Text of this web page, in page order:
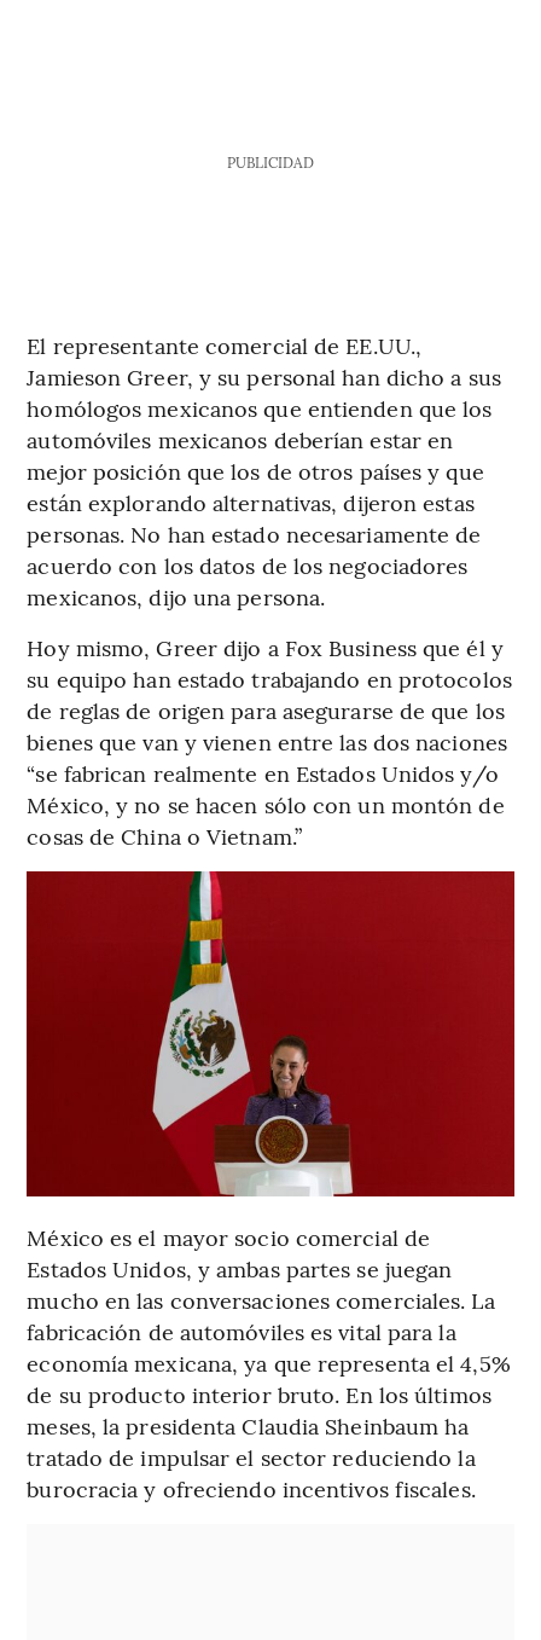
PUBLICIDAD
El representante comercial de EE.UU.,
Jamieson Greer, y su personal han dicho a sus
homólogos mexicanos que entienden que los
automóviles mexicanos deberían estar en
mejor posición que los de otros países y que
están explorando alternativas, dijeron estas
personas. No han estado necesariamente de
acuerdo con los datos de los negociadores
mexicanos, dijo una persona.
Hoy mismo, Greer dijo a Fox Business que él y
su equipo han estado trabajando en protocolos
de reglas de origen para asegurarse de que los
bienes que van y vienen entre las dos naciones
“se fabrican realmente en Estados Unidos y/o
México, y no se hacen sólo con un montón de
cosas de China o Vietnam.”
México es el mayor socio comercial de
Estados Unidos, y ambas partes se juegan
mucho en las conversaciones comerciales. La
fabricación de automóviles es vital para la
economía mexicana, ya que representa el 4,5%
de su producto interior bruto. En los últimos
meses, la presidenta Claudia Sheinbaum ha
tratado de impulsar el sector reduciendo la
burocracia y ofreciendo incentivos fiscales.